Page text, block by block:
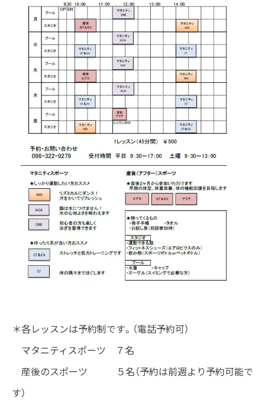
＊各レッスンは予約制です。（電話予約可）
マタニティスポーツ ７名
産後のスポーツ ５名（予約は前週より予約可能で
す）